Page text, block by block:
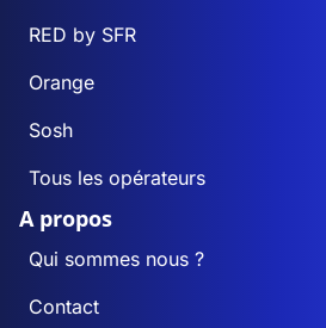
RED by SFR
Orange
Sosh
Tous les opérateurs
A propos
Qui sommes nous ?
Contact